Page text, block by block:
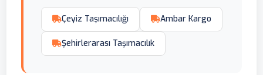
Çeyiz Taşımacılığı Ambar Kargo
Şehirlerarası Taşımacılık